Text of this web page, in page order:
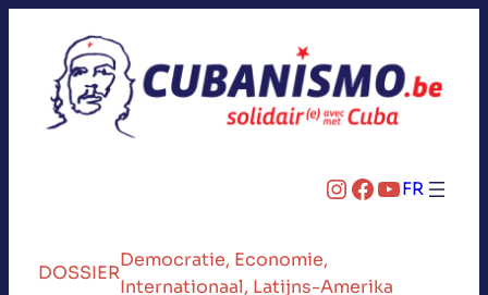
InstagramFacebook YouTube FR
DOSSIER
Democratie, Economie
Internationaal, Latijns-Amerika